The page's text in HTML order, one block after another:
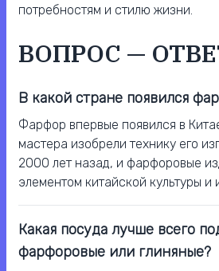
потребностям и стилю жизни.
ВОПРОС —
В какой стране появился
Фарфор впервые появился в
мастера изобрели технику его
2000 лет назад, и фарфоровые
элементом китайской культуры и
Какая посуда лучше всего
фарфоровые или глиняные?